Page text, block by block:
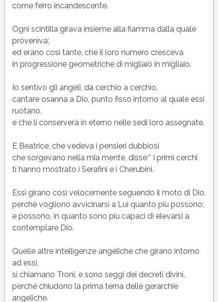
come ferro incandescente.
Ogni scintilla girava insieme alla fiamma dalla quale
proveniva;
ed erano così tante, che il loro numero cresceva
in progressione geometriche di migliaio in migliaio.
Io sentivo gli angeli, da cerchio a cerchio,
cantare osanna a Dio, punto fisso intorno al quale essi
ruotano,
e che li conserverà in eterno nelle sedi loro assegnate.
E Beatrice, che vedeva i pensieri dubbiosi
che sorgevano nella mia mente, disse:” I primi cerchi
ti hanno mostrato i Serafini e i Cherubini.
Essi girano così velocemente seguendo il moto di Dio,
perché vogliono avvicinarsi a Lui quanto più possono;
e possono, in quanto sono più capaci di elevarsi a
contemplare Dio.
Quelle altre intelligenze angeliche che girano intorno
ad essi,
si chiamano Troni, e sono seggi dei decreti divini,
perché chiudono la prima terna delle gerarchie
angeliche.